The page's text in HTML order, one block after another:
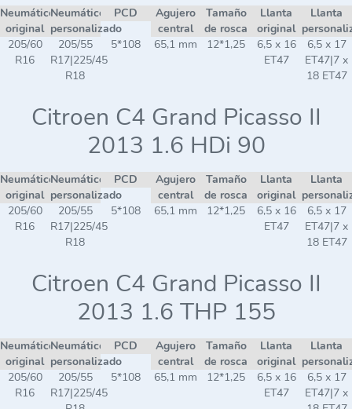
Neumático
original
Neumático
personalizado
PCD
Agujero
central
Tamaño
de rosca
Llanta
original
Llanta
205/60
R16
205/55
R17|225/45
R18
5*108 65,1 mm 12*1,25
6,5 x 16
ET47
6,5 x 17
ET47|7 x
18 ET47
Citroen C4 Grand Picasso II
2013 1.6 HDi 90
Neumático
original
Neumático
personalizado
PCD
Agujero
central
Tamaño
de rosca
Llanta
original
Llanta
205/60
R16
205/55
R17|225/45
R18
5*108 65,1 mm 12*1,25
6,5 x 16
ET47
6,5 x 17
ET47|7 x
18 ET47
Citroen C4 Grand Picasso II
2013 1.6 THP 155
Neumático
original
Neumático
personalizado
PCD
Agujero
central
Tamaño
de rosca
Llanta
original
Llanta
205/60
R16
205/55
R17|225/45
5*108 65,1 mm 12*1,25
6,5 x 16
ET47
6,5 x 17
ET47|7 x